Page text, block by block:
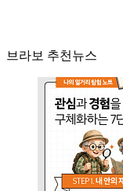
브라보 추천뉴스